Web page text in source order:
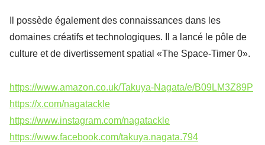
Il possède également des connaissances dans les
domaines créatifs et technologiques. Il a lancé le pôle de
culture et de divertissement spatial «The Space-Timer 0».
https://www.amazon.co.uk/Takuya-Nagata/e/B09LM3Z89P
https://x.com/nagatackle
https://www.instagram.com/nagatackle
https://www.facebook.com/takuya.nagata.794